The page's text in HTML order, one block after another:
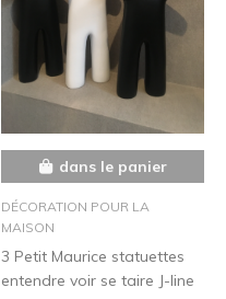
dans le panier
DÉCORATION POUR LA
MAISON
3 Petit Maurice statuettes
entendre voir se taire J-line